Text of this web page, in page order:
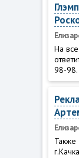
На
98-